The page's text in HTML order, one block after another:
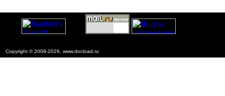
Copyright © 2008-2026, www.docload.ru